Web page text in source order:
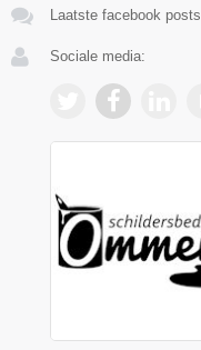
Laatste facebook posts
Sociale media: